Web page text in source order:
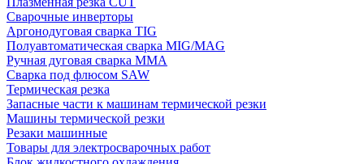
Сварочные инверторы
Аргонодуговая сварка TIG
Полуавтоматическая сварка MIG/MAG
Ручная дуговая сварка MMA
Сварка под флюсом SAW
Термическая резка
Запасные части к машинам термической резки
Машины термической резки
Резаки машинные
Товары для электросварочных работ